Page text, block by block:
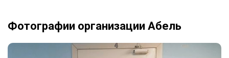
Фотографии организации Абель